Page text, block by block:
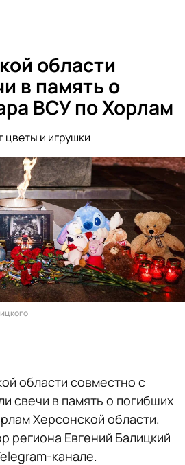
области
в память о
ВСУ по Хорлам
цветы и игрушки
области совместно с
свечи в память о погибших
Херсонской области.
региона Евгений Балицкий
канале.